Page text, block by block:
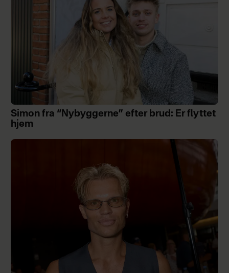
Simon fra “Nybyggerne” efter brud: Er flyttet
hjem